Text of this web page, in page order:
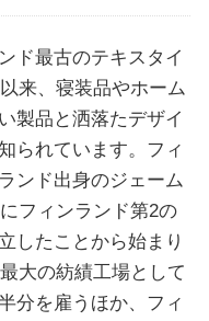
ド最古のテキスタイ
来、寝装品やホーム
製品と洒落たデザイ
られています。フィ
ンド出身のジェーム
フィンランド第2の
したことから始まり
大の紡績工場として
分を雇うほか、フィ